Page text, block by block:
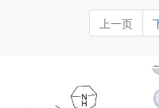
靶点药理机
针。
上一页